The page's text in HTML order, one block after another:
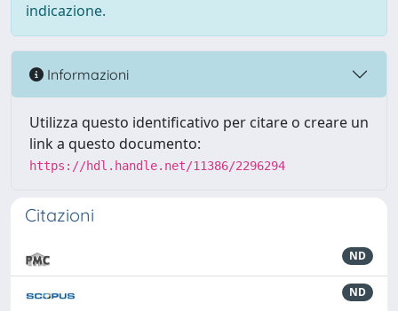
indicazione.
Informazioni
Utilizza questo identificativo per citare o creare un
link a questo documento:
https://hdl.handle.net/11386/2296294
Citazioni
ND
ND